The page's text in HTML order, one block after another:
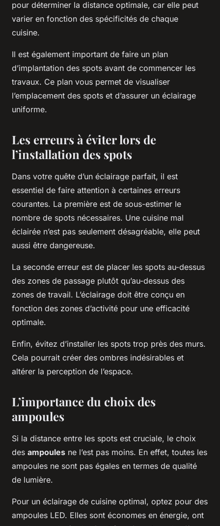
pour déterminer la distance optimale, car elle peut
varier en fonction des spécificités de chaque
cuisine.
Il est également important de faire un plan
d’implantation des spots avant de commencer les
travaux. Ce plan vous permet de visualiser
l’emplacement des spots et d’assurer un éclairage
uniforme.
Les erreurs à éviter lors de
l’installation des spots
Dans votre quête d’un éclairage parfait, il est
essentiel de faire attention à certaines erreurs
courantes. La première est de sous-estimer le
nombre de spots nécessaires. Une cuisine mal
éclairée n’est pas seulement désagréable, elle peut
aussi être dangereuse.
La seconde erreur est de placer les spots au-dessus
des zones de passage plutôt qu’au-dessus des
zones de travail. L’éclairage doit être conçu en
fonction des zones d’activité pour une efficacité
optimale.
Enfin, évitez d’installer les spots trop près des murs.
Cela pourrait créer des ombres indésirables et
altérer la perception de l’espace.
L’importance du choix des
ampoules
Si la distance entre les spots est cruciale, le choix
des ampoules ne l’est pas moins. En effet, toutes les
ampoules ne sont pas égales en termes de qualité
de lumière.
Pour un éclairage de cuisine optimal, optez pour des
ampoules LED. Elles sont économes en énergie, ont